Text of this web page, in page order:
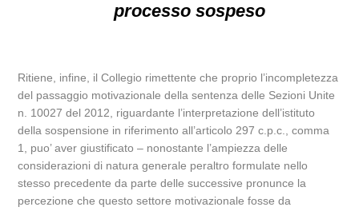
processo sospeso
Ritiene, infine, il Collegio rimettente che proprio l’incompletezza
del passaggio motivazionale della sentenza delle Sezioni Unite
n. 10027 del 2012, riguardante l’interpretazione dell’istituto
della sospensione in riferimento all’articolo 297 c.p.c., comma
1, puo’ aver giustificato – nonostante l’ampiezza delle
considerazioni di natura generale peraltro formulate nello
stesso precedente da parte delle successive pronunce la
percezione che questo settore motivazionale fosse da